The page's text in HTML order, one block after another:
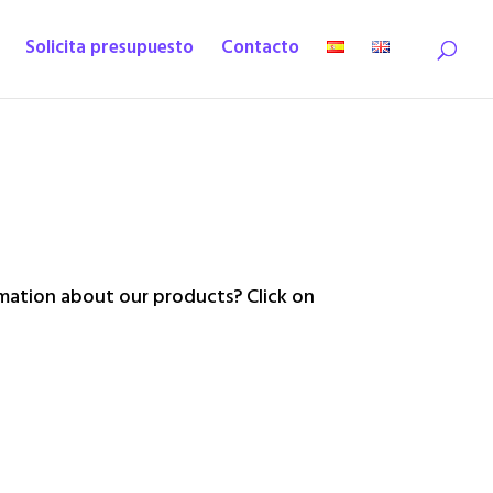
Solicita presupuesto Contacto
about our products? Click on